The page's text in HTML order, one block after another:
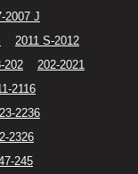
2007 J
2011 S-2012
202
202-2021
2116
2236
2326
245